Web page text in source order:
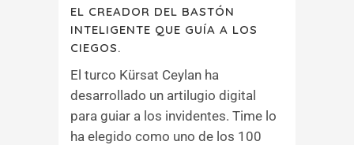
EL CREADOR DEL BASTÓN
INTELIGENTE QUE GUÍA A LOS
CIEGOS.
El turco Kürsat Ceylan ha
desarrollado un artilugio digital
para guiar a los invidentes. Time lo
ha elegido como uno de los 100